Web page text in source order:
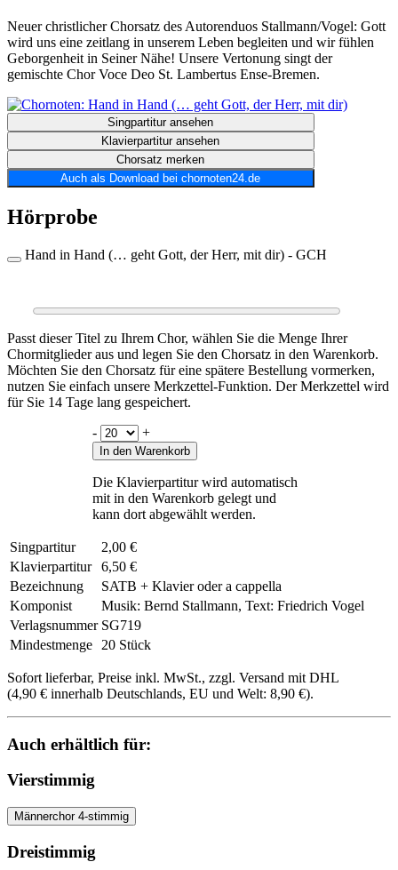
Neuer christlicher Chorsatz des Autorenduos Stallmann/Vogel: Gott
wird uns eine zeitlang in unserem Leben begleiten und wir fühlen
Geborgenheit in Seiner Nähe! Unsere Vertonung singt der
gemischte Chor Voce Deo St. Lambertus Ense-Bremen.
Singpartitur ansehen
Klavierpartitur ansehen
Chorsatz merken
Auch als Download bei chornoten24.de
Hörprobe
Hand in Hand (… geht Gott, der Herr, mit dir) - GCH
Passt dieser Titel zu Ihrem Chor, wählen Sie die Menge Ihrer
Chormitglieder aus und legen Sie den Chorsatz in den Warenkorb.
Möchten Sie den Chorsatz für eine spätere Bestellung vormerken,
nutzen Sie einfach unsere Merkzettel-Funktion. Der Merkzettel wird
für Sie 14 Tage lang gespeichert.
-
+
In den Warenkorb
Die Klavierpartitur wird automatisch
mit in den Warenkorb gelegt und
kann dort abgewählt werden.
Singpartitur
2,00 €
Klavierpartitur
6,50 €
Bezeichnung
SATB + Klavier oder a cappella
Komponist
Musik: Bernd Stallmann, Text: Friedrich Vogel
Verlagsnummer SG719
Mindestmenge
20 Stück
Sofort lieferbar, Preise inkl. MwSt., zzgl. Versand mit DHL
(4,90 € innerhalb Deutschlands, EU und Welt: 8,90 €).
Auch erhältlich für:
Vierstimmig
Männerchor 4-stimmig
Dreistimmig